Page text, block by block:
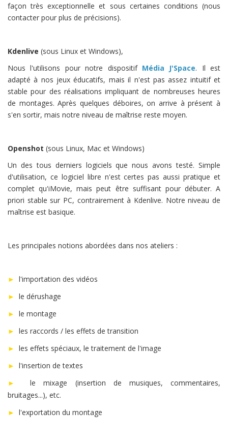
façon très exceptionnelle et sous certaines conditions (nous
contacter pour plus de précisions).
Kdenlive (sous Linux et Windows),
Nous l'utilisons pour notre dispositif Média J'Space. Il est
adapté à nos jeux éducatifs, mais il n'est pas assez intuitif et
stable pour des réalisations impliquant de nombreuses heures
de montages. Après quelques déboires, on arrive à présent à
s'en sortir, mais notre niveau de maîtrise reste moyen.
Openshot (sous Linux, Mac et Windows)
Un des tous derniers logiciels que nous avons testé. Simple
d'utilisation, ce logiciel libre n'est certes pas aussi pratique et
complet qu'iMovie, mais peut être suffisant pour débuter. A
priori stable sur PC, contrairement à Kdenlive. Notre niveau de
maîtrise est basique.
Les principales notions abordées dans nos ateliers :
► l'importation des vidéos
► le dérushage
► le montage
► les raccords / les effets de transition
► les effets spéciaux, le traitement de l'image
► l'insertion de textes
► le mixage (insertion de musiques, commentaires,
bruitages...), etc.
► l'exportation du montage